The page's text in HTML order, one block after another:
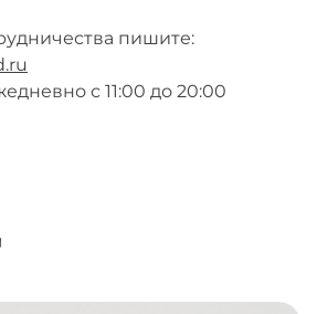
пишите:
с 11:00 до 20:00